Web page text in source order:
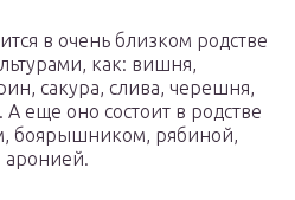
в очень близком родстве
как: вишня,
сакура, слива, черешня,
еще оно состоит в родстве
боярышником, рябиной,
аронией.